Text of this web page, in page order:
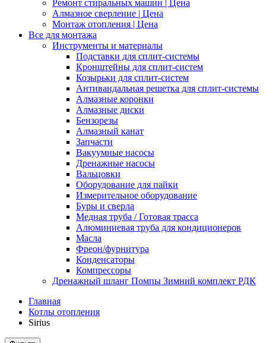
Ремонт стиральных машин | Цена
Алмазное сверление | Цена
Монтаж отопления | Цена
Все для монтажа
Инструменты и материалы
Подставки для сплит-системы
Кронштейны для сплит-систем
Козырьки для сплит-систем
Антивандальная решетка для сплит-системы
Алмазные коронки
Алмазные диски
Бензорезы
Алмазный канат
Запчасти
Вакуумные насосы
Дренажные насосы
Вальцовки
Оборудование для пайки
Измерительное оборудование
Буры и сверла
Медная труба / Готовая трасса
Алюминиевая труба для кондиционеров
Масла
Фреон/фурнитура
Конденсаторы
Компрессоры
Дренажный шланг Помпы Зимний комплект РДК
Главная
Котлы отопления
Sirius